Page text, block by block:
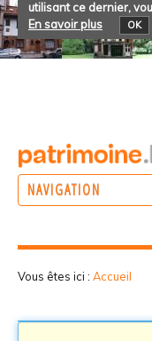
utilisant ce dernier,
En savoir plus
OK
NAVIGATION
Vous êtes ici : Accueil